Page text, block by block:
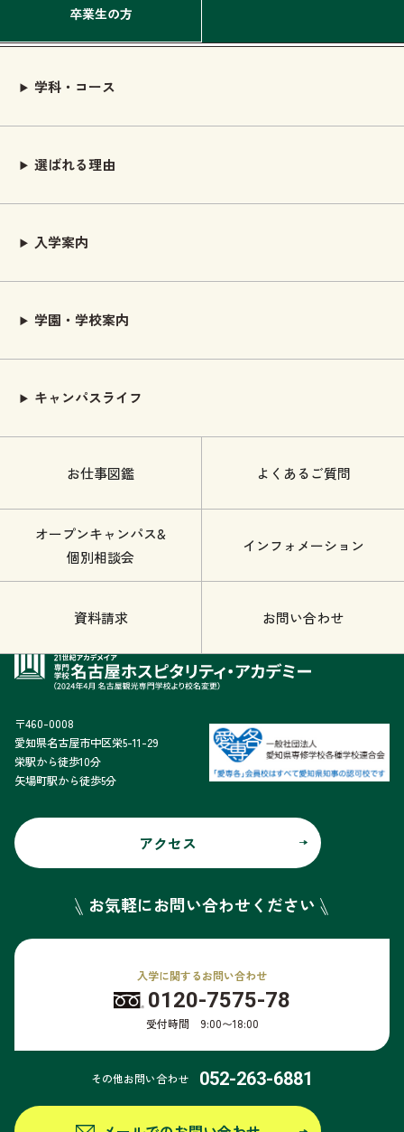
卒業生の方
学科・コース
選ばれる理由
入学案内
学園・学校案内
キャンパスライフ
お仕事図鑑 よくあるご質問
オープンキャンパス&
個別相談会
インフォメーション
資料請求 お問い合わせ
〒460-0008
愛知県名古屋市中区栄5-11-29
栄駅から徒歩10分
矢場町駅から徒歩5分
アクセス
お気軽にお問い合わせください
入学に関するお問い合わせ
0120-7575-78
受付時間 9:00〜18:00
その他お問い合わせ 052-263-6881